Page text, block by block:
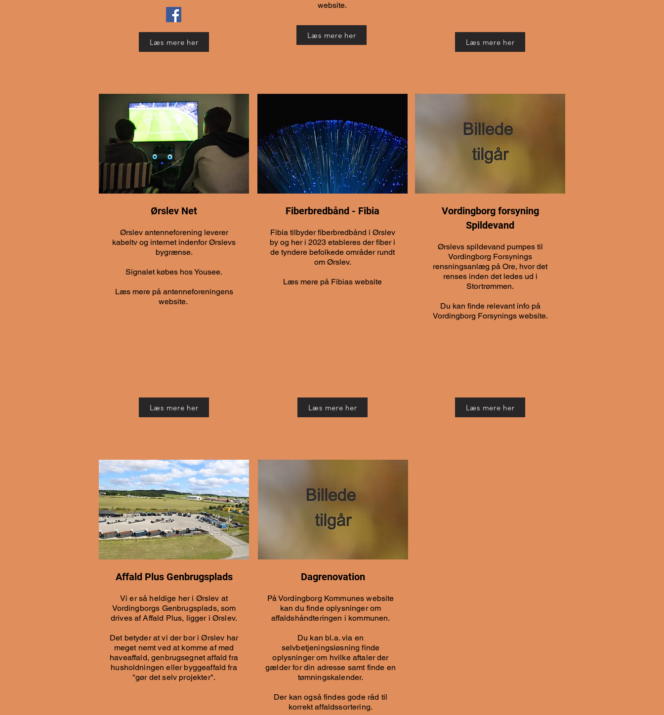
Læs mere her
website.
Læs mere her
Læs mere her
Ørslev Net
Ørslev antenneforening leverer
kabeltv og internet indenfor Ørslevs
bygrænse.
Signalet købes hos Yousee.
Læs mere på antenneforeningens
website.
Læs mere her
Fiberbredbånd - Fibia
Fibia tilbyder fiberbredbånd i Ørslev
by og her i 2023 etableres der fiber i
de tyndere befolkede områder rundt
om Ørslev.
Læs mere på Fibias website
Læs mere her
Vordingborg forsyning
Spildevand
Ørslevs spildevand pumpes til
Vordingborg Forsynings
rensningsanlæg på Ore, hvor det
renses inden det ledes ud i
Stortrømmen.
Du kan finde relevant info på
Vordingborg Forsynings website.
Læs mere her
Affald Plus Genbrugsplads
Vi er så heldige her i Ørslev at
Vordingborgs Genbrugsplads, som
drives af Affald Plus, ligger i Ørslev.
Det betyder at vi der bor i Ørslev har
meget nemt ved at komme af med
haveaffald, genbrugsegnet affald fra
husholdningen eller byggeaffald fra
"gør det selv projekter".
Dagrenovation
På Vordingborg Kommunes website
kan du finde oplysninger om
affaldshåndteringen i kommunen.
Du kan bl.a. via en
selvbetjeningsløsning finde
oplysninger om hvilke aftaler der
gælder for din adresse samt finde en
tømningskalender.
Der kan også findes gode råd til
korrekt affaldssortering.